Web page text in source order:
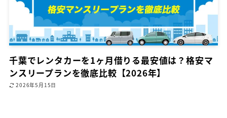
千葉でレンタカーを1ヶ月借りる最安値は？格安マ
ンスリープランを徹底比較【2026年】
2026年5月15日